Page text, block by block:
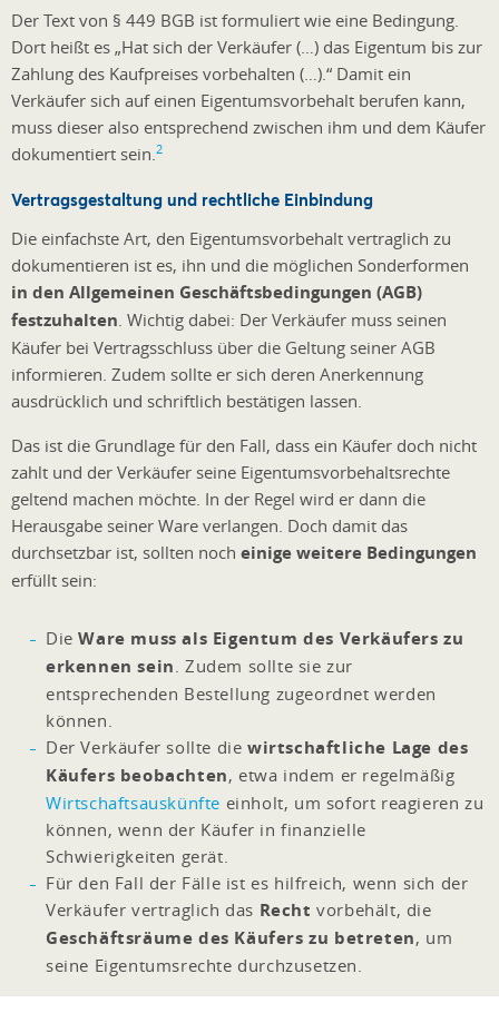
Der Text von § 449 BGB ist formuliert wie eine Bedingung.
Dort heißt es „Hat sich der Verkäufer (…) das Eigentum bis zur
Zahlung des Kaufpreises vorbehalten (…).“ Damit ein
Verkäufer sich auf einen Eigentumsvorbehalt berufen kann,
muss dieser also entsprechend zwischen ihm und dem Käufer
dokumentiert sein. 2
Vertragsgestaltung und rechtliche Einbindung
Die einfachste Art, den Eigentumsvorbehalt vertraglich zu
dokumentieren ist es, ihn und die möglichen Sonderformen
in den Allgemeinen Geschäftsbedingungen (AGB)
festzuhalten . Wichtig dabei: Der Verkäufer muss seinen
Käufer bei Vertragsschluss über die Geltung seiner AGB
informieren. Zudem sollte er sich deren Anerkennung
ausdrücklich und schriftlich bestätigen lassen.
Das ist die Grundlage für den Fall, dass ein Käufer doch nicht
zahlt und der Verkäufer seine Eigentumsvorbehaltsrechte
geltend machen möchte. In der Regel wird er dann die
Herausgabe seiner Ware verlangen. Doch damit das
durchsetzbar ist, sollten noch einige weitere Bedingungen
erfüllt sein:
DieWare muss als Eigentum des Verkäufers zu
erkennen sein . Zudem sollte sie zur
entsprechenden Bestellung zugeordnet werden
können.
Der Verkäufer sollte die wirtschaftliche Lage des
Käufers beobachten, etwa indem er regelmäßig
Wirtschaftsauskünfte einholt, um sofort reagieren zu
können, wenn der Käufer in finanzielle
Schwierigkeiten gerät.
Für den Fall der Fälle ist es hilfreich, wenn sich der
Verkäufer vertraglich das Recht vorbehält, die
Geschäftsräume des Käufers zu betreten, um
seine Eigentumsrechte durchzusetzen.